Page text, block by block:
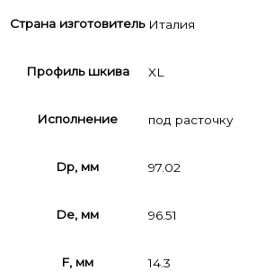
Страна изготовитель Италия
Профиль шкива XL
Исполнение под расточку
Dp, мм 97.02
De, мм 96.51
F, мм 14.3